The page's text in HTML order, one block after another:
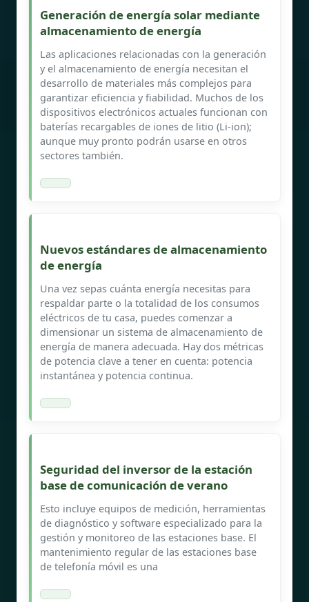
Generación de energía solar mediante
almacenamiento de energía
Las aplicaciones relacionadas con la generación
y el almacenamiento de energía necesitan el
desarrollo de materiales más complejos para
garantizar eficiencia y fiabilidad. Muchos de los
dispositivos electrónicos actuales funcionan con
baterías recargables de iones de litio (Li-ion);
aunque muy pronto podrán usarse en otros
sectores también.
Nuevos estándares de almacenamiento
de energía
Una vez sepas cuánta energía necesitas para
respaldar parte o la totalidad de los consumos
eléctricos de tu casa, puedes comenzar a
dimensionar un sistema de almacenamiento de
energía de manera adecuada. Hay dos métricas
de potencia clave a tener en cuenta: potencia
instantánea y potencia continua.
Seguridad del inversor de la estación
base de comunicación de verano
Esto incluye equipos de medición, herramientas
de diagnóstico y software especializado para la
gestión y monitoreo de las estaciones base. El
mantenimiento regular de las estaciones base
de telefonía móvil es una